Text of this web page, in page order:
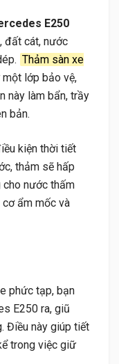
E250
đất cát, nước
Thảm sàn xe
lớp bảo vệ,
này làm bẩn, trầy
bản.
kiện thời tiết
thảm sẽ hấp
nước thấm
ẩm mốc và
phức tạp, bạn
E250 ra, giũ
Điều này giúp tiết
trong việc giữ